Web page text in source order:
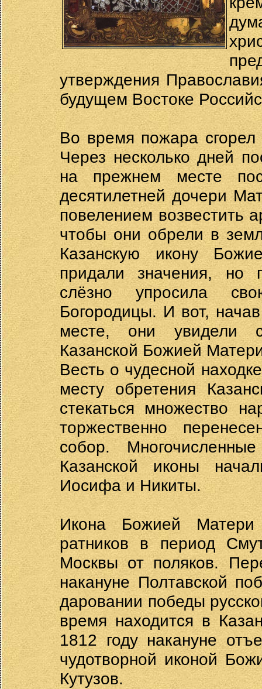
утверждения
будущем Востоке
Во время пожара
Через несколько дней
на прежнем месте
десятилетней дочери
повелением возвестить
чтобы они обрели в
Казанскую икону
придали значения, но
слёзно упросила
Богородицы. И вот,
месте, они увидели
Казанской Божией
Весть о чудесной
месту обретения
стекаться множество
торжественно
собор.
Казанской иконы
Иосифа и Никиты.
Икона Божией Матери
ратников в период
Москвы от поляков.
накануне Полтавской
даровании победы
время находится в
1812 году накануне
чудотворной иконой
Кутузов.